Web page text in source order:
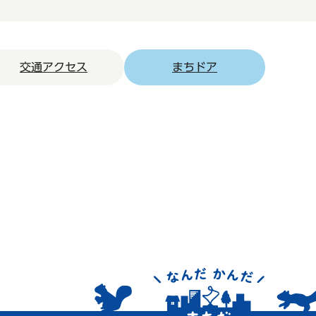
交通アクセス まちドア